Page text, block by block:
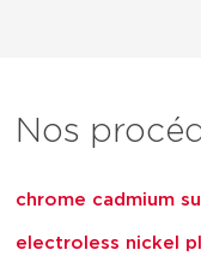
Nos
chrome cadmium
electroless nickel